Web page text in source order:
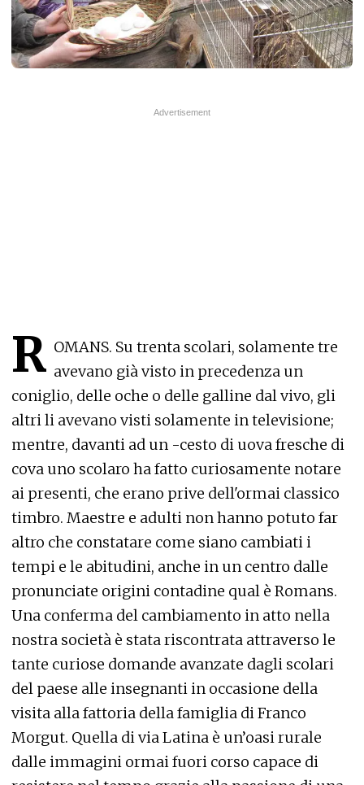
R OMANS. Su trenta scolari, solamente tre
avevano già visto in precedenza un
coniglio, delle oche o delle galline dal vivo, gli
altri li avevano visti solamente in televisione;
mentre, davanti ad un -cesto di uova fresche di
cova uno scolaro ha fatto curiosamente notare
ai presenti, che erano prive dell'ormai classico
timbro. Maestre e adulti non hanno potuto far
altro che constatare come siano cambiati i
tempi e le abitudini, anche in un centro dalle
pronunciate origini contadine qual è Romans.
Una conferma del cambiamento in atto nella
nostra società è stata riscontrata attraverso le
tante curiose domande avanzate dagli scolari
del paese alle insegnanti in occasione della
visita alla fattoria della famiglia di Franco
Morgut. Quella di via Latina è un’oasi rurale
dalle immagini ormai fuori corso capace di